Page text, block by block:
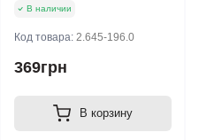
В наличии
Код товара: 2.645-196.0
369грн
В корзину